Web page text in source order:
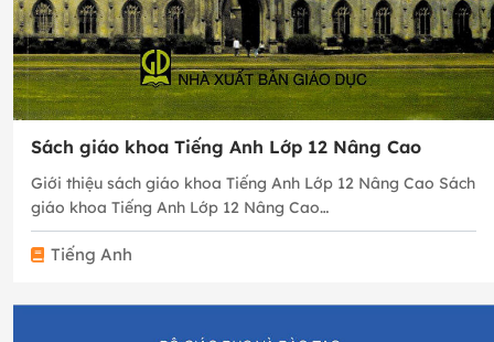
Sách giáo khoa Tiếng Anh Lớp 12 Nâng Cao
Giới thiệu sách giáo khoa Tiếng Anh Lớp 12 Nâng Cao Sách
giáo khoa Tiếng Anh Lớp 12 Nâng Cao…
Tiếng Anh